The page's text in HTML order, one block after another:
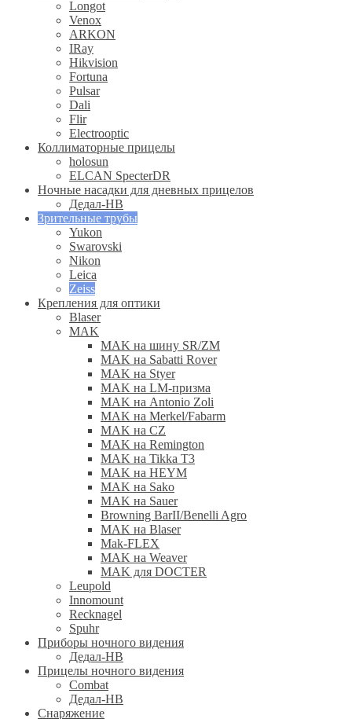
Longot
Venox
ARKON
IRay
Hikvision
Fortuna
Pulsar
Dali
Flir
Electrooptic
Коллиматорные прицелы
holosun
ELCAN SpecterDR
Ночные насадки для дневных прицелов
Дедал-НВ
Зрительные трубы
Yukon
Swarovski
Nikon
Leica
Zeiss
Крепления для оптики
Blaser
MAK
MAK на шину SR/ZM
MAK на Sabatti Rover
MAK на Styer
MAK на LM-призма
MAK на Antonio Zoli
MAK на Merkel/Fabarm
MAK на CZ
MAK на Remington
MAK на Tikka T3
MAK на HEYM
MAK на Sako
MAK на Sauer
Browning BarII/Benelli Agro
MAK на Blaser
Mak-FLEX
MAK на Weaver
MAK для DOCTER
Leupold
Innomount
Recknagel
Spuhr
Приборы ночного видения
Дедал-НВ
Прицелы ночного видения
Combat
Дедал-НВ
Снаряжение